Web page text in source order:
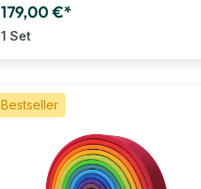
179,00 €*
1 Set
Bestseller